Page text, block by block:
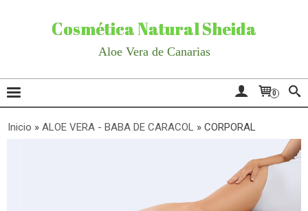
Cosmética Natural Sheida
Aloe Vera de Canarias
0
Inicio » ALOE VERA - BABA DE CARACOL » CORPORAL